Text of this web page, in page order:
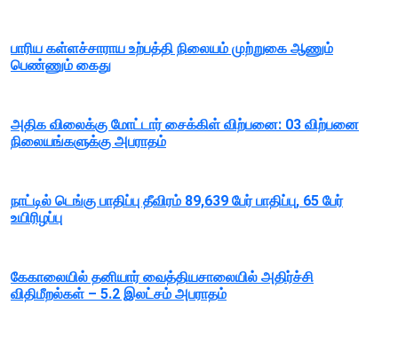
பாரிய கள்ளச்சாராய உற்பத்தி நிலையம் முற்றுகை ஆணும்
பெண்ணும் கைது
அதிக விலைக்கு மோட்டார் சைக்கிள் விற்பனை: 03 விற்பனை
நிலையங்களுக்கு அபராதம்
நாட்டில் டெங்கு பாதிப்பு தீவிரம் 89,639 பேர் பாதிப்பு, 65 பேர்
உயிரிழப்பு
கேகாலையில் தனியார் வைத்தியசாலையில் அதிர்ச்சி
விதிமீறல்கள் – 5.2 இலட்சம் அபராதம்